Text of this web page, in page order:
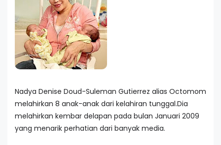
Nadya Denise Doud-Suleman Gutierrez alias Octomom
melahirkan 8 anak-anak dari kelahiran tunggal.Dia
melahirkan kembar delapan pada bulan Januari 2009
yang menarik perhatian dari banyak media.